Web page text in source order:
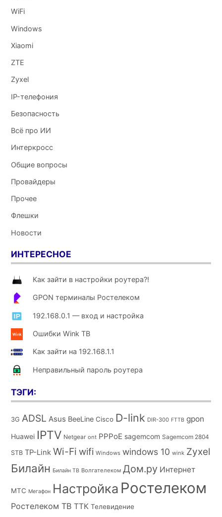
WiFi
Windows
Xiaomi
ZTE
Zyxel
IP-телефония
Безопасность
Всё про ИИ
Интеркросс
Общие вопросы
Провайдеры
Прочее
Флешки
Новости
ИНТЕРЕСНОЕ
Как зайти в настройки роутера?!
GPON терминалы Ростелеком
192.168.0.1 — вход и настройка
Ошибки Wink ТВ
Как зайти на 192.168.1.1
Неправильный пароль роутера
ТЭГИ:
3G ADSL Asus BeeLine Cisco D-link DIR-300 FTTB gpon
Huawei IPTV Netgear ont PPPoE sagemcom Sagemcom 2804
STB TP-Link Wi-Fi wifi Windows windows 10 wink Zyxel
Билайн Билайн ТВ Волгателеком Дом.ру Интернет
МТС Мегафон Настройка Ростелеком
Ростелеком ТВ ТТК Телевидение